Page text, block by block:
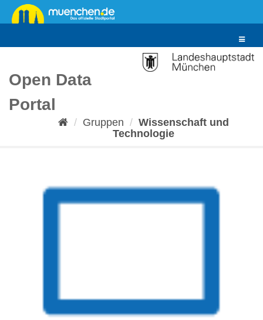
Überspringen
zum
Toggle
Open Data
Portal
Gruppen
Wissenschaft und
Technologie